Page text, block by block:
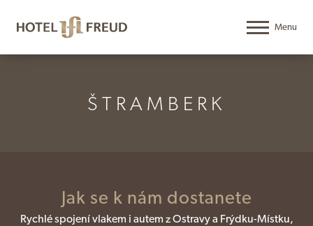
ŠTRAMBERK
Jak se k nám dostanete
Rychlé spojení vlakem i autem z Ostravy a Frýdku-Místku,